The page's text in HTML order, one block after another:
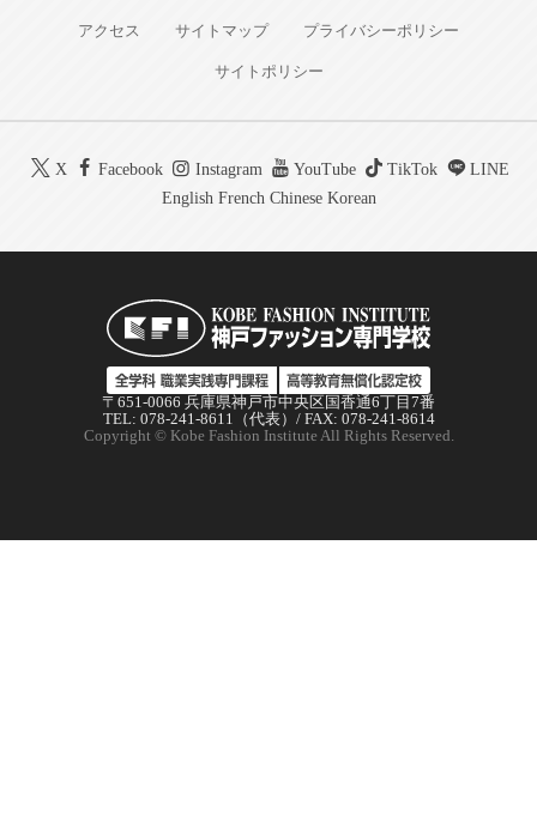
アクセス サイトマップ プライバシーポリシー
サイトポリシー
X Facebook Instagram YouTube TikTok
LINE
English French Chinese Korean
〒651-0066 兵庫県神戸市中央区国香通6丁目7番
TEL: 078-241-8611（代表）/ FAX: 078-241-8614
Copyright © Kobe Fashion Institute All Rights Reserved.